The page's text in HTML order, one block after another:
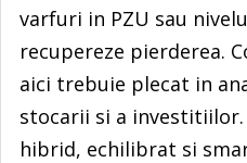
varfuri in PZU sau
recupereze pierderea.
aici trebuie plecat in
stocarii si a
hibrid, echilibrat si